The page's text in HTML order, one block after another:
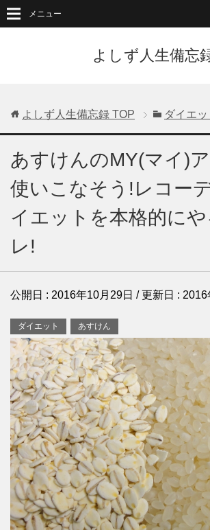
よしず人生備忘
メニュー
よしず人生備忘録 TOP ダイエッ
あすけんのMY(マイ)
使いこなそう!レコー
イエットを本格的に
レ!
公開日 : 2016年10月29日 / 更新日 : 2016
ダイエット あすけん